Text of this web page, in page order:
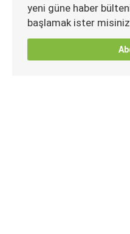
yeni güne haber
başlamak ister